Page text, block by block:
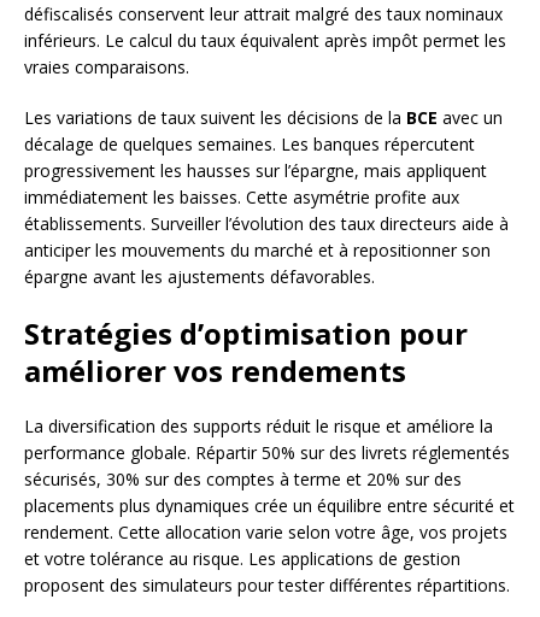
défiscalisés conservent leur attrait malgré des taux nominaux
inférieurs. Le calcul du taux équivalent après impôt permet les
vraies comparaisons.
Les variations de taux suivent les décisions de la BCE avec un
décalage de quelques semaines. Les banques répercutent
progressivement les hausses sur l’épargne, mais appliquent
immédiatement les baisses. Cette asymétrie profite aux
établissements. Surveiller l’évolution des taux directeurs aide à
anticiper les mouvements du marché et à repositionner son
épargne avant les ajustements défavorables.
Stratégies d’optimisation pour
améliorer vos rendements
La diversification des supports réduit le risque et améliore la
performance globale. Répartir 50% sur des livrets réglementés
sécurisés, 30% sur des comptes à terme et 20% sur des
placements plus dynamiques crée un équilibre entre sécurité et
rendement. Cette allocation varie selon votre âge, vos projets
et votre tolérance au risque. Les applications de gestion
proposent des simulateurs pour tester différentes répartitions.